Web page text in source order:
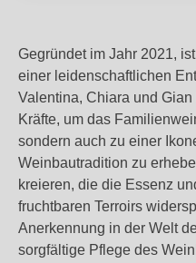
Gegründet im Jahr 2021,
einer leidenschaftlichen
Valentina, Chiara und
Kräfte, um das
sondern auch zu einer
Weinbautradition zu
kreieren, die die Essenz
fruchtbaren Terroirs
Anerkennung in der Welt
sorgfältige Pflege des